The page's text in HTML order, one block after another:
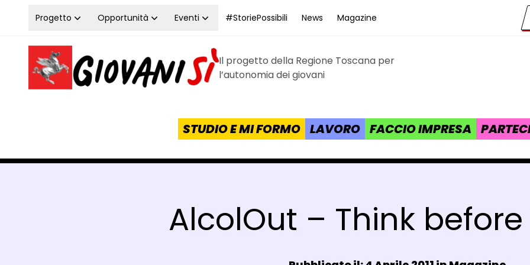
Vai al contenuto
Progetto Opportunità Eventi #StoriePossibili News Magazine
Homepage Giovanisì - Progetto della Regione Toscana
Il progetto della Regione Toscana per
l’autonomia dei giovani
STUDIO E MI FORMO LAVORO FACCIO IMPRESA
AlcolOut – Think before